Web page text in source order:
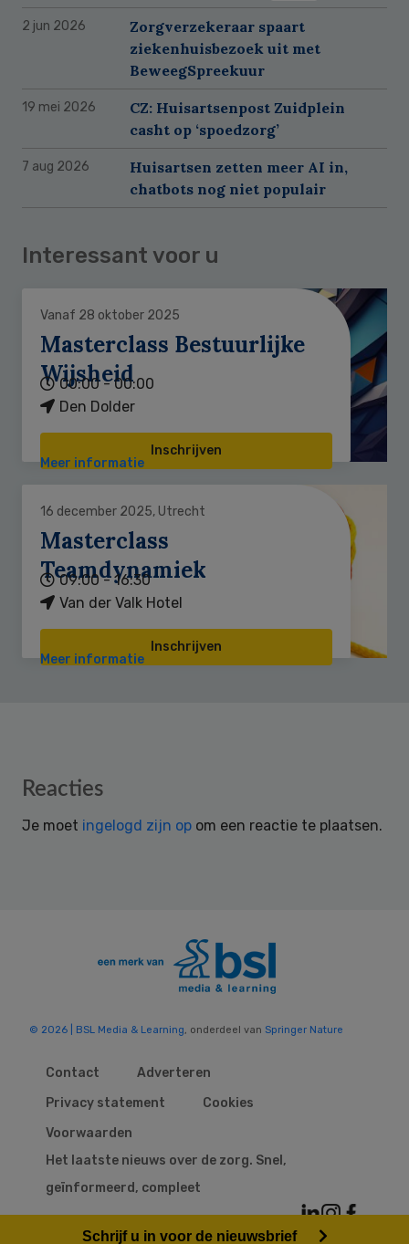
2 jun 2026
Zorgverzekeraar spaart
ziekenhuisbezoek uit met
BeweegSpreekuur
19 mei 2026
CZ: Huisartsenpost Zuidplein
casht op ‘spoedzorg’
7 aug 2026
Huisartsen zetten meer AI in,
chatbots nog niet populair
Interessant voor u
Vanaf 28 oktober 2025
Masterclass Bestuurlijke
Wijsheid
00:00 - 00:00
Den Dolder
Inschrijven
Meer informatie
16 december 2025, Utrecht
Masterclass
Teamdynamiek
09:00 - 16:30
Van der Valk Hotel
Inschrijven
Meer informatie
Reader
Reacties
Je moet ingelogd zijn op om een reactie te plaatsen.
© 2026 | BSL Media & Learning , onderdeel van Springer Nature
Contact
Adverteren
Privacy statement
Cookies
Voorwaarden
Het laatste nieuws over de zorg. Snel,
geïnformeerd, compleet
Schrijf u in voor de nieuwsbrief